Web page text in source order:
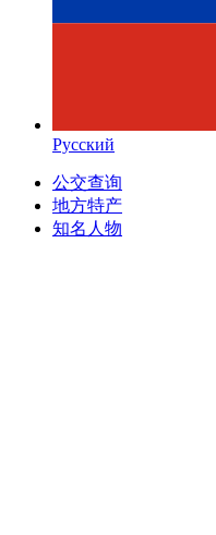
Русский
公交查询
地方特产
知名人物